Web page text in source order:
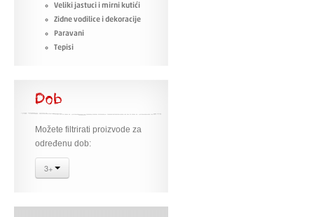
Veliki jastuci i mirni kutići
Zidne vodilice i dekoracije
Paravani
Tepisi
Dob
Možete filtrirati proizvode za
određenu dob:
3+